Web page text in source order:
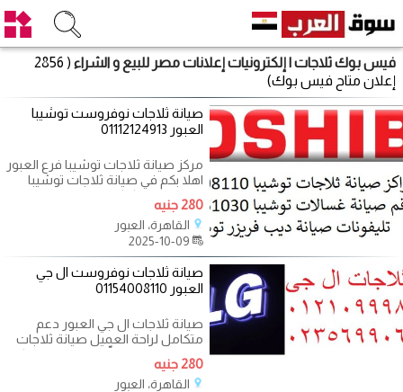
فيس بوك ثلاجات | إلكترونيات إعلانات مصر للبيع و الشراء
( 2856
إعلان متاح فيس بوك)
صيانة ثلاجات نوفروست توشيبا
العبور 01112124913
مركز صيانة ثلاجات توشيبا فرع العبور
اهلا بكم في صيانة ثلاجات توشيبا
العبور هنا يمكنكم عمل الصيانة
280 جنيه
القاهرة، العبور
صيانة ثلاجات نوفروست ال جي
العبور 01154008110
صيانة ثلاجات ال جي العبور دعم
متكامل لراحة العميل صيانة ثلاجات
ال جي العبور متوفّرة من خلال مركز
280 جنيه
القاهرة، العبور